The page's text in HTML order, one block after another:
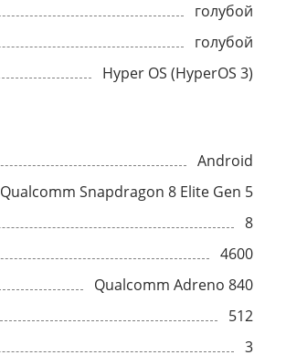
голубой
голубой
Hyper OS (HyperOS 3)
Android
Qualcomm Snapdragon 8 Elite Gen 5
8
4600
Qualcomm Adreno 840
512
3